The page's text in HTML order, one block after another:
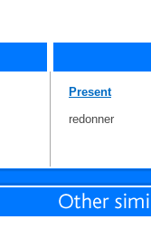
Present
redonner